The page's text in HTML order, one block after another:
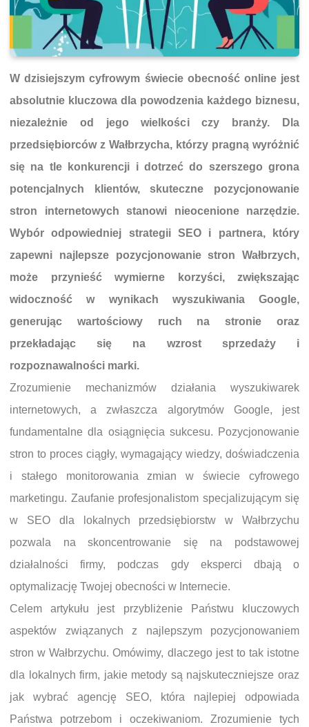
W dzisiejszym cyfrowym świecie obecność online jest
absolutnie kluczowa dla powodzenia każdego biznesu,
niezależnie od jego wielkości czy branży. Dla
przedsiębiorców z Wałbrzycha, którzy pragną wyróżnić
się na tle konkurencji i dotrzeć do szerszego grona
potencjalnych klientów, skuteczne pozycjonowanie
stron internetowych stanowi nieocenione narzędzie.
Wybór odpowiedniej strategii SEO i partnera, który
zapewni najlepsze pozycjonowanie stron Wałbrzych,
może przynieść wymierne korzyści, zwiększając
widoczność w wynikach wyszukiwania Google,
generując wartościowy ruch na stronie oraz
przekładając się na wzrost sprzedaży i
rozpoznawalności marki.
Zrozumienie mechanizmów działania wyszukiwarek
internetowych, a zwłaszcza algorytmów Google, jest
fundamentalne dla osiągnięcia sukcesu. Pozycjonowanie
stron to proces ciągły, wymagający wiedzy, doświadczenia
i stałego monitorowania zmian w świecie cyfrowego
marketingu. Zaufanie profesjonalistom specjalizującym się
w SEO dla lokalnych przedsiębiorstw w Wałbrzychu
pozwala na skoncentrowanie się na podstawowej
działalności firmy, podczas gdy eksperci dbają o
optymalizację Twojej obecności w Internecie.
Celem artykułu jest przybliżenie Państwu kluczowych
aspektów związanych z najlepszym pozycjonowaniem
stron w Wałbrzychu. Omówimy, dlaczego jest to tak istotne
dla lokalnych firm, jakie metody są najskuteczniejsze oraz
jak wybrać agencję SEO, która najlepiej odpowiada
Państwa potrzebom i oczekiwaniom. Zrozumienie tych